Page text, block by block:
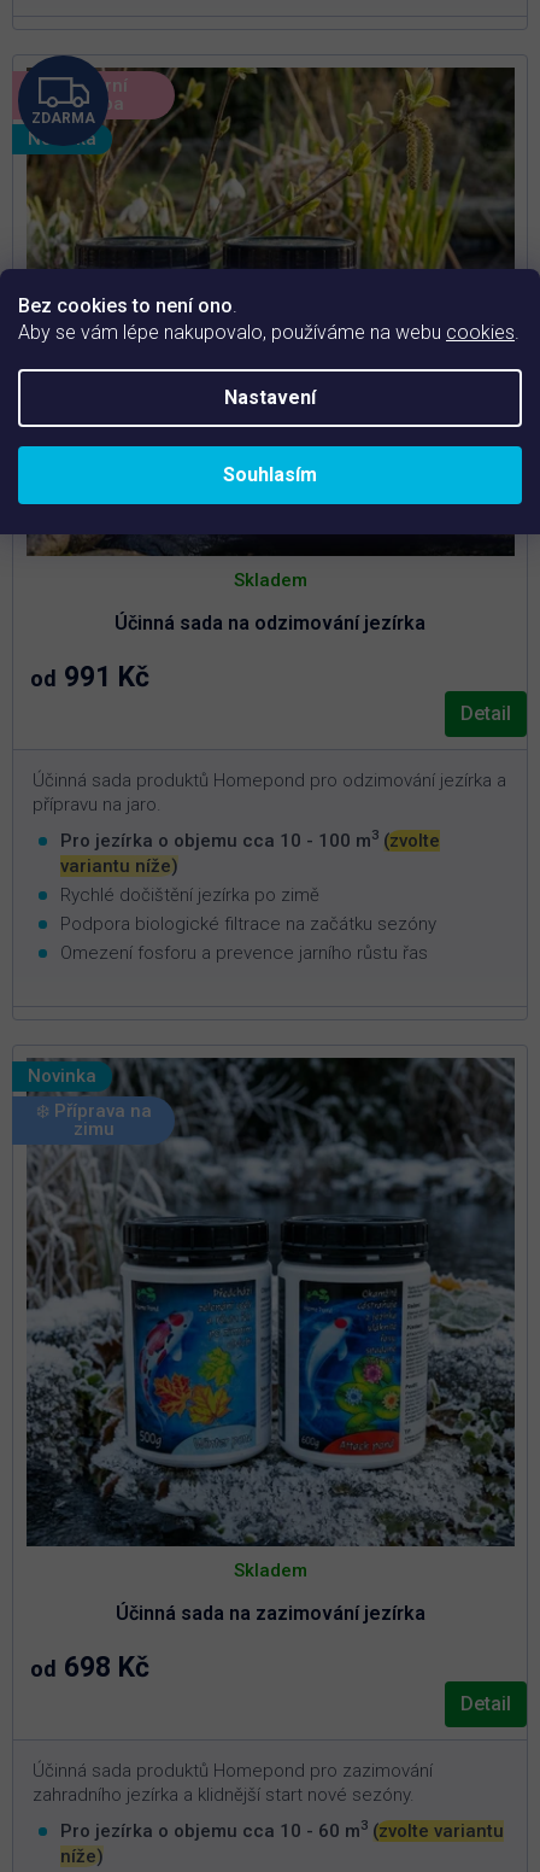
Bez cookies to není ono.
Aby se vám lépe nakupovalo, používáme na webu cookies.
Nastavení
Souhlasím
🌸 Jarní
údržba
Novinka
Z
D
A
R
M
A
ZDARMA
Účinná sada na odzimování jezírka
Skladem
od 991 Kč
Detail
Účinná sada produktů Homepond pro odzimování jezírka a
přípravu na jaro.
Pro jezírka o objemu cca 10 - 100 m3 (zvolte
variantu níže)
Rychlé dočištění jezírka po zimě
Podpora biologické filtrace na začátku sezóny
Omezení fosforu a prevence jarního růstu řas
Novinka
❄️ Příprava na
zimu
Účinná sada na zazimování jezírka
Skladem
od 698 Kč
Detail
Účinná sada produktů Homepond pro zazimování
zahradního jezírka a klidnější start nové sezóny.
Pro jezírka o objemu cca 10 - 60 m3 (zvolte variantu
níže)